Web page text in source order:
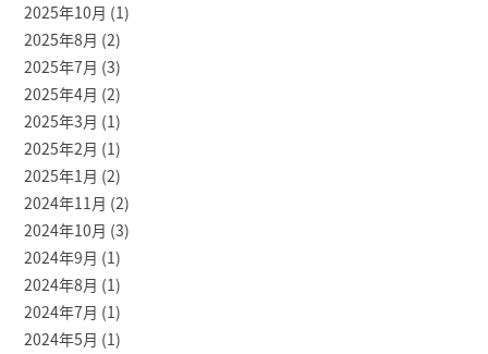
2025年10月 (1)
2025年8月 (2)
2025年7月 (3)
2025年4月 (2)
2025年3月 (1)
2025年2月 (1)
2025年1月 (2)
2024年11月 (2)
2024年10月 (3)
2024年9月 (1)
2024年8月 (1)
2024年7月 (1)
2024年5月 (1)